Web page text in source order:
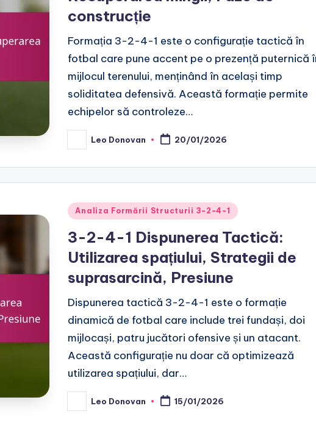
construcție
Formația 3-2-4-1 este o configurație tactică în
fotbal care pune accent pe o prezență puternică
mijlocul terenului, menținând în același timp
soliditatea defensivă. Această formație permite
echipelor să controleze…
Posted
by
Leo Donovan 20/01/2026
Posted
Analiza Formării Structurii 3-2-4-1
3-2-4-1 Dispunerea Tactică:
Utilizarea spațiului, Strategii de
suprasarcină, Presiune
Dispunerea tactică 3-2-4-1 este o formație
dinamică de fotbal care include trei fundași, doi
mijlocași, patru jucători ofensive și un atacant.
Această configurație nu doar că optimizează
utilizarea spațiului, dar…
Posted
by
Leo Donovan 15/01/2026